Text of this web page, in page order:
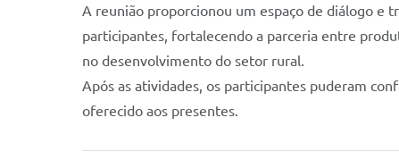
A reunião proporcionou um espaço de diálogo e
participantes, fortalecendo a parceria entre
no desenvolvimento do setor rural.
Após as atividades, os participantes puderam
oferecido aos presentes.